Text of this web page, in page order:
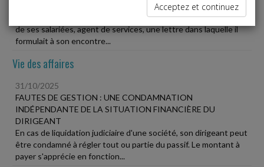
DU RAPPEL À L'ORDRE À LA SANCTION
Un employeur du secteur de la propreté avait adressé à l'une
de ses salariées, agent de services, une lettre dans laquelle il
formulait à son encontre...
Vie des affaires
31/10/2025
FAUTES DE GESTION : UNE CONDAMNATION
INDÉPENDANTE DE LA SITUATION FINANCIÈRE DU
DIRIGEANT
En cas de liquidation judiciaire d'une société, son dirigeant peut
être condamné à régler tout ou partie du passif. Le montant à
payer s'apprécie en fonction...
Acceptez et continuez